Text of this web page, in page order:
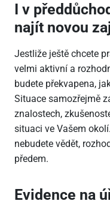
I v
najít novou
Jestliže ještě chcete
velmi aktivní a
budete překvapena,
Situace samozřejmě
znalostech,
situaci ve Vašem
nebudete vědět,
předem.
Evidence na